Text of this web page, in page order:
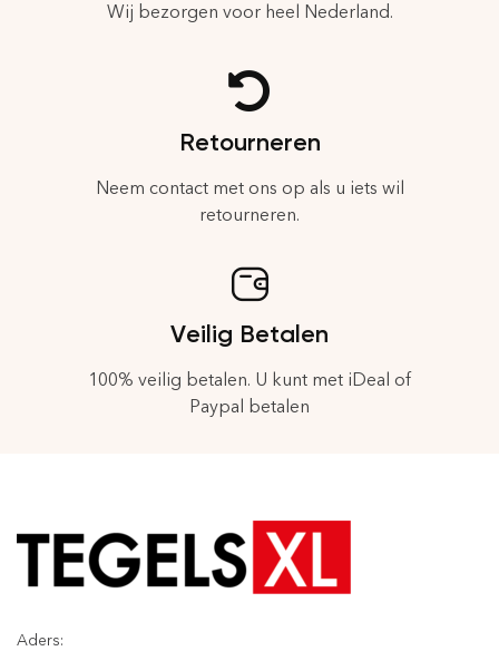
Wij bezorgen voor heel Nederland.
Retourneren
Neem contact met ons op als u iets wil
retourneren.
Veilig Betalen
100% veilig betalen. U kunt met iDeal of
Paypal betalen
Aders: